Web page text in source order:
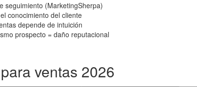
seguimiento (MarketingSherpa)
conocimiento del cliente
depende de intuición
prospecto = daño reputacional
ventas 2026